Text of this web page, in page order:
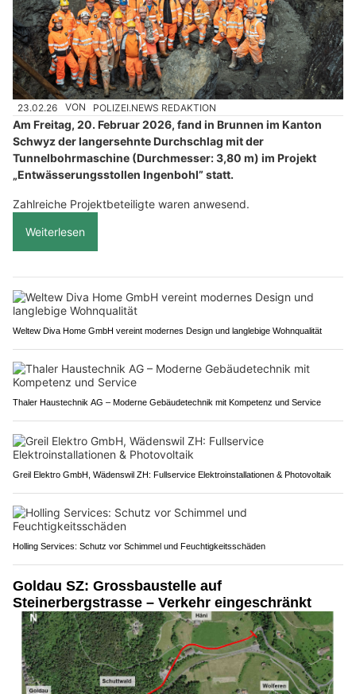
23.02.26 VON POLIZEI.NEWS REDAKTION
Am Freitag, 20. Februar 2026, fand in Brunnen im Kanton
Schwyz der langersehnte Durchschlag mit der
Tunnelbohrmaschine (Durchmesser: 3,80 m) im Projekt
„Entwässerungsstollen Ingenbohl” statt.
Zahlreiche Projektbeteiligte waren anwesend.
Weiterlesen
Weltew Diva Home GmbH vereint modernes Design und langlebige Wohnqualität
Thaler Haustechnik AG – Moderne Gebäudetechnik mit Kompetenz und Service
Greil Elektro GmbH, Wädenswil ZH: Fullservice Elektroinstallationen & Photovoltaik
Holling Services: Schutz vor Schimmel und Feuchtigkeitsschäden
Goldau SZ: Grossbaustelle auf
Steinerbergstrasse – Verkehr eingeschränkt